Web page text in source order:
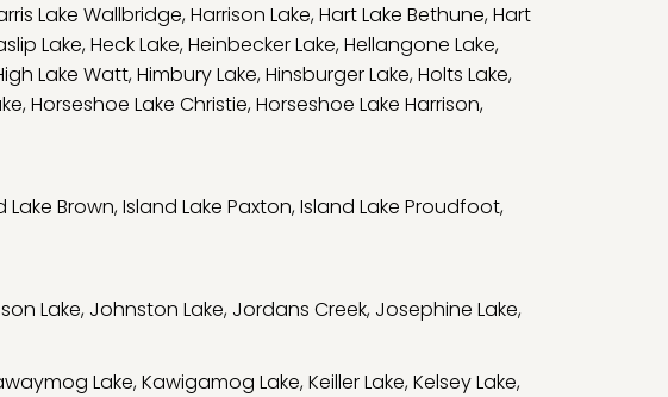
Lake Wallbridge,Harrison Lake,Hart Lake Bethune,Hart
Lake,Heck Lake,Heinbecker Lake,Hellangone Lake,
Lake Watt,Himbury Lake,Hinsburger Lake,Holts Lake,
,Horseshoe Lake Christie,Horseshoe Lake Harrison,
Lake Brown,Island Lake Paxton,Island Lake Proudfoot,
Lake, Johnston Lake, Jordans Creek, Josephine Lake,
Lake,Kawigamog Lake,Keiller Lake,Kelsey Lake,